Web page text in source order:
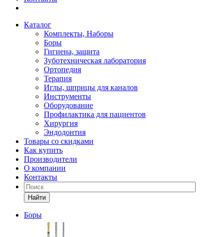
Каталог
Комплекты, Наборы
Боры
Гигиена, защита
Зуботехническая лаборатория
Ортопедия
Терапия
Иглы, шприцы для каналов
Инструменты
Оборудование
Профилактика для пациентов
Хирургия
Эндодонтия
Товары со скидками
Как купить
Производители
О компании
Контакты
Найти
Боры